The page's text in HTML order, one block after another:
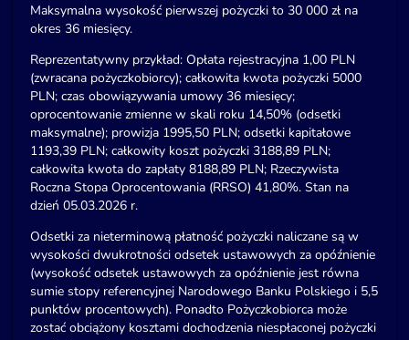
Maksymalna wysokość pierwszej pożyczki to 30 000 zł na
okres 36 miesięcy.
Reprezentatywny przykład: Opłata rejestracyjna 1,00 PLN
(zwracana pożyczkobiorcy); całkowita kwota pożyczki 5000
PLN; czas obowiązywania umowy 36 miesięcy;
oprocentowanie zmienne w skali roku 14,50% (odsetki
maksymalne); prowizja 1995,50 PLN; odsetki kapitałowe
1193,39 PLN; całkowity koszt pożyczki 3188,89 PLN;
całkowita kwota do zapłaty 8188,89 PLN; Rzeczywista
Roczna Stopa Oprocentowania (RRSO) 41,80%. Stan na
dzień 05.03.2026 r.
Odsetki za nieterminową płatność pożyczki naliczane są w
wysokości dwukrotności odsetek ustawowych za opóźnienie
(wysokość odsetek ustawowych za opóźnienie jest równa
sumie stopy referencyjnej Narodowego Banku Polskiego i 5,5
punktów procentowych). Ponadto Pożyczkobiorca może
zostać obciążony kosztami dochodzenia niespłaconej pożyczki